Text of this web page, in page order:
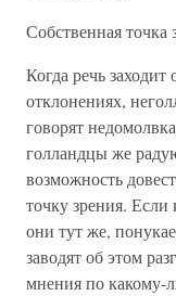
Собственная точка
Когда речь
отклонениях,
говорят
голландцы же
возможность
точку зрения. Если
они тут же,
заводят об этом
мнения по какому-